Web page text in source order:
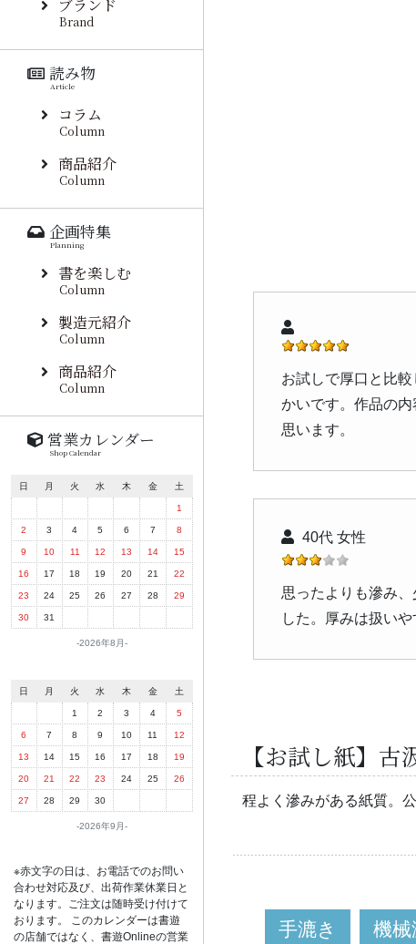
お試しで厚口と比
かいです。作品の
思います。
40代 女性
思ったよりも滲み
した。厚みは扱いや
【お試し紙】
程よく滲みがある紙質。
手漉き 機械
ブランド
Brand
読み物
Article
コラム
Column
商品紹介
Column
企画特集
Planning
書を楽しむ
Column
製造元紹介
Column
商品紹介
Column
営業カレンダー
Shop Calendar
2026年8月
日 月 火 水 木 金 土
1
2 3 4 5 6 7 8
9 10 11 12 13 14 15
16 17 18 19 20 21 22
23 24 25 26 27 28 29
30 31
2026年9月
日 月 火 水 木 金 土
1 2 3 4 5
6 7 8 9 10 11 12
13 14 15 16 17 18 19
20 21 22 23 24 25 26
27 28 29 30
※赤文字の日は、お電話でのお問い
合わせ対応及び、出荷作業休業日と
なります。ご注文は随時受け付けて
おります。 このカレンダーは書遊
の店舗ではなく、書遊Onlineの営業